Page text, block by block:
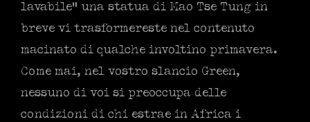
lavabile” una statua di Mao Tse Tung in
breve vi trasformereste nel contenuto
macinato di qualche involtino primavera.
Come mai, nel vostro slancio Green,
nessuno di voi si preoccupa delle
condizioni di chi estrae in Africa i